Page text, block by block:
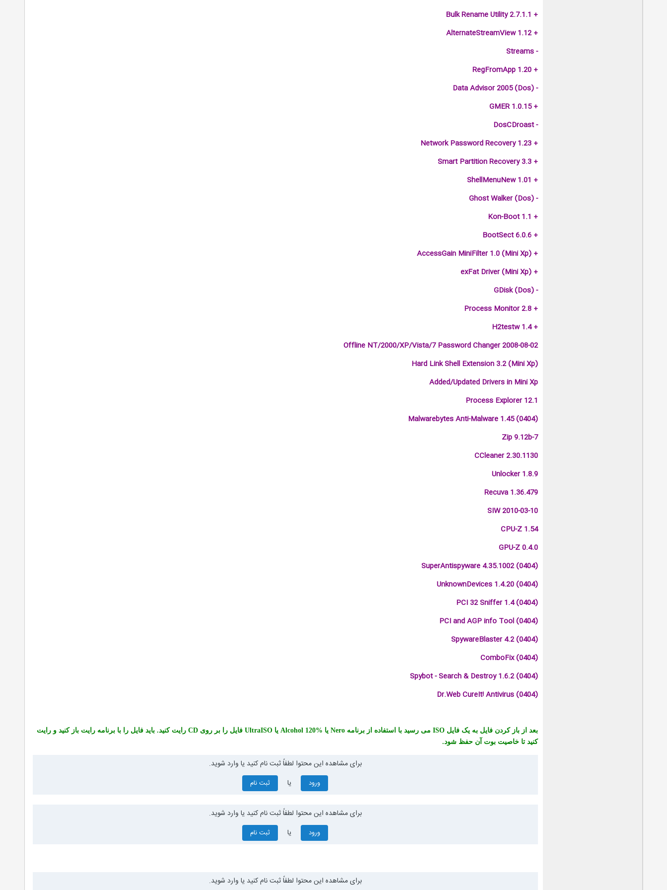
+ Bulk Rename Utility 2.7.1.1
+ AlternateStreamView 1.12
- Streams
+ RegFromApp 1.20
- Data Advisor 2005 (Dos)
+ GMER 1.0.15
- DosCDroast
+ Network Password Recovery 1.23
+ Smart Partition Recovery 3.3
+ ShellMenuNew 1.01
- Ghost Walker (Dos)
+ Kon-Boot 1.1
+ BootSect 6.0.6
+ AccessGain MiniFilter 1.0 (Mini Xp)
+ exFat Driver (Mini Xp)
- GDisk (Dos)
+ Process Monitor 2.8
+ H2testw 1.4
Offline NT/2000/XP/Vista/7 Password Changer 2008-08-02
Hard Link Shell Extension 3.2 (Mini Xp)
Added/Updated Drivers in Mini Xp
Process Explorer 12.1
Malwarebytes Anti-Malware 1.45 (0404)
7-Zip 9.12b
CCleaner 2.30.1130
Unlocker 1.8.9
Recuva 1.36.479
SIW 2010-03-10
CPU-Z 1.54
GPU-Z 0.4.0
SuperAntispyware 4.35.1002 (0404)
UnknownDevices 1.4.20 (0404)
PCI 32 Sniffer 1.4 (0404)
PCI and AGP info Tool (0404)
SpywareBlaster 4.2 (0404)
ComboFix (0404)
Spybot - Search & Destroy 1.6.2 (0404)
Dr.Web CureIt! Antivirus (0404)
بعد از باز کردن فایل به یک فایلISO می رسید با استفاده از برنامهNero یا Alcohol 120% یاUltraISO فایل را بر رویCD رایت کنید. باید فایل را با برنامه رایت باز کنید و رایت
کنید تا خاصیت بوت آن حفظ شود.
برای مشاهده این محتوا لطفاً ثبت نام کنید یا وارد شوید.
ورود یا ثبت نام
برای مشاهده این محتوا لطفاً ثبت نام کنید یا وارد شوید.
ورود یا ثبت نام
برای مشاهده این محتوا لطفاً ثبت نام کنید یا وارد شوید.